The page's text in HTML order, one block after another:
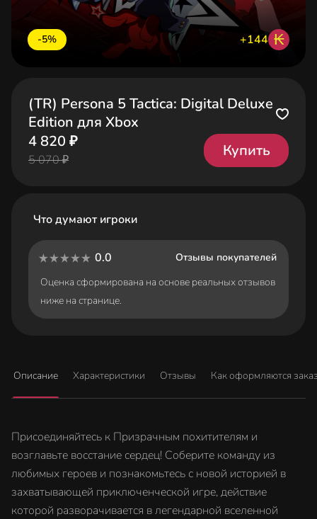
-5% +144 ₭
(TR) Persona 5 Tactica: Digital Deluxe
Edition для Xbox
4 820 ₽
5 070 ₽
Купить
Что думают игроки
0.0
Отзывы покупателей
Оценка сформирована на основе реальных отзывов
ниже на странице.
Описание Характеристики Отзывы Как оформляются
Присоединяйтесь к Призрачным похитителям и
возглавьте восстание сердец! Соберите команду из
любимых героев и познакомьтесь с новой историей в
захватывающей приключенческой игре, действие
которой разворачивается в легендарной вселенной